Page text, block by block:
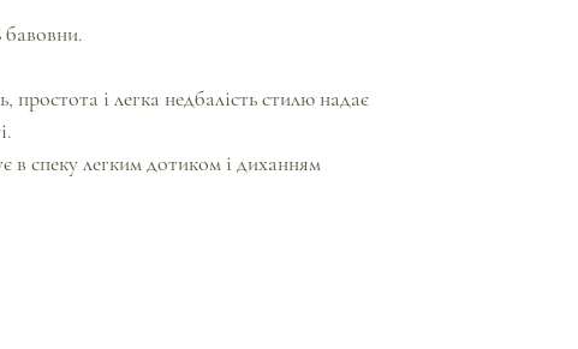
бавовни.
простота і легка недбалість стилю надає
в спеку легким дотиком і диханням